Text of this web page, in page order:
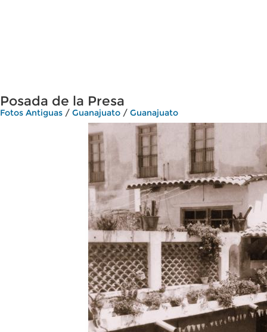
Posada de la Presa
Fotos Antiguas / Guanajuato / Guanajuato